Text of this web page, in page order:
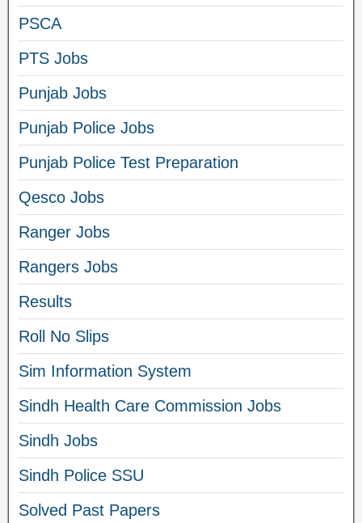
PSCA
PTS Jobs
Punjab Jobs
Punjab Police Jobs
Punjab Police Test Preparation
Qesco Jobs
Ranger Jobs
Rangers Jobs
Results
Roll No Slips
Sim Information System
Sindh Health Care Commission Jobs
Sindh Jobs
Sindh Police SSU
Solved Past Papers